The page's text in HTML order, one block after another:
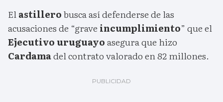
Elastillerobusca así defenderse de las
acusaciones de “grave incumplimiento” que el
Ejecutivo uruguayoasegura que hizo
Cardamadel contrato valorado en 82 millones.